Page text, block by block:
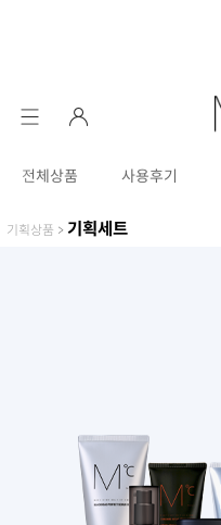
전체상품 사용후기
기획상품 > 기획세트